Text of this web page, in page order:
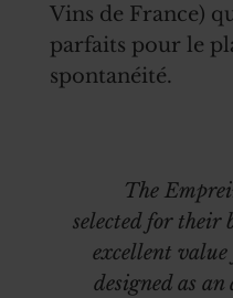
Vins de France)
parfaits pour le
spontanéité.
The
selected for their
excellent
designed as